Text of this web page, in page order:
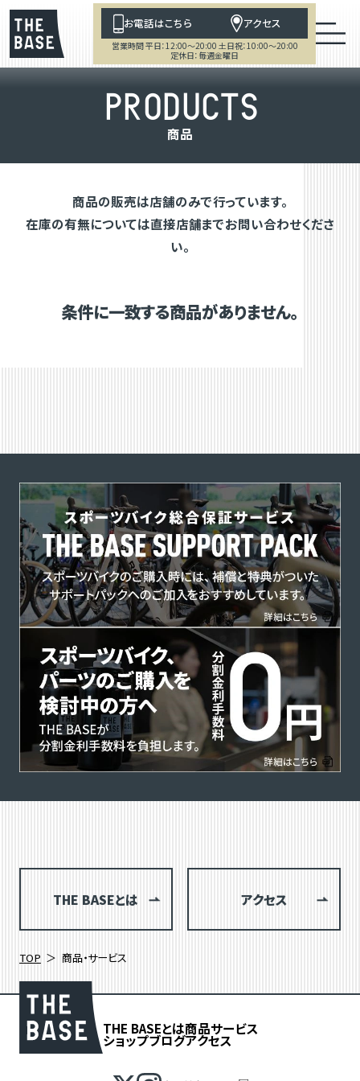
お電話はこちら アクセス
営業時間 平日：12:00～20:00 土日祝：10:00～20:00
定休日：毎週金曜日
PRODUCTS
商品
商品の販売は店舗のみで行っています。
在庫の有無については直接店舗までお問い合わせくださ
い。
条件に一致する商品がありません。
THE BASEとは アクセス
TOP 商品・サービス
THE BASEとは商品サービス
ショップブログアクセス